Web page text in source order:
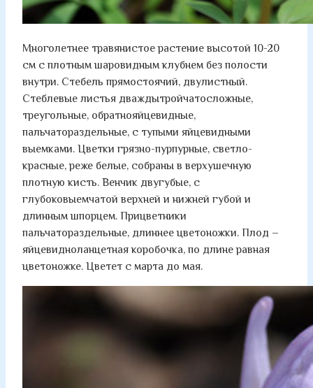
Многолетнее травянистое растение высотой 10-20
см с плотным шаровидным клубнем без полости
внутри. Стебель прямостоячий, двулистный.
Стеблевые листья дваждытройчатосложные,
треугольные, обратнояйцевидные,
пальчатораздельные, с тупыми яйцевидными
выемками. Цветки грязно-пурпурные, светло-
красные, реже белые, собраны в верхушечную
плотную кисть. Венчик двугубые, с
глубоковыемчатой верхней и нижней губой и
длинным шпорцем. Прицветники
пальчатораздельные, длиннее цветоножки. Плод –
яйцевидноланцетная коробочка, по длине равная
цветоножке. Цветет с марта до мая.